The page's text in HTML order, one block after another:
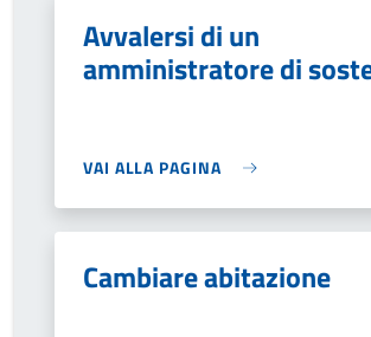
Avvalersi di un
amministratore di
VAI ALLA PAGINA
Cambiare abitazione